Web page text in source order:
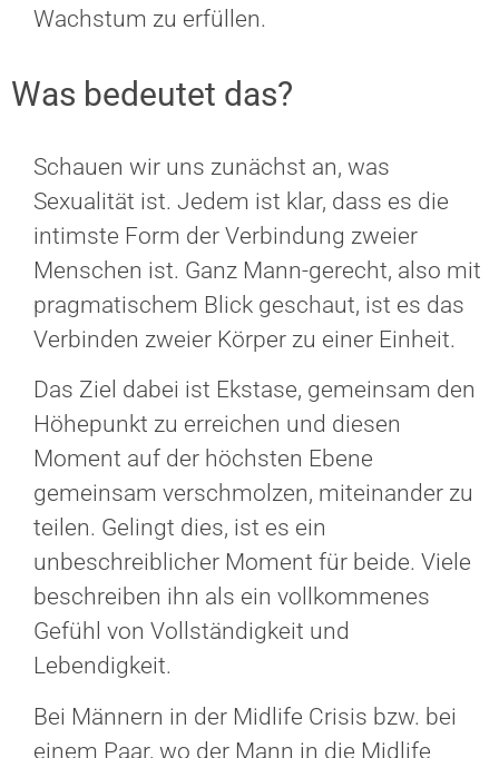
Wachstum zu erfüllen.
Was bedeutet das?
Schauen wir uns zunächst an, was
Sexualität ist. Jedem ist klar, dass es die
intimste Form der Verbindung zweier
Menschen ist. Ganz Mann-gerecht, also mit
pragmatischem Blick geschaut, ist es das
Verbinden zweier Körper zu einer Einheit.
Das Ziel dabei ist Ekstase, gemeinsam den
Höhepunkt zu erreichen und diesen
Moment auf der höchsten Ebene
gemeinsam verschmolzen, miteinander zu
teilen. Gelingt dies, ist es ein
unbeschreiblicher Moment für beide. Viele
beschreiben ihn als ein vollkommenes
Gefühl von Vollständigkeit und
Lebendigkeit.
Bei Männern in der Midlife Crisis bzw. bei
einem Paar, wo der Mann in die Midlife